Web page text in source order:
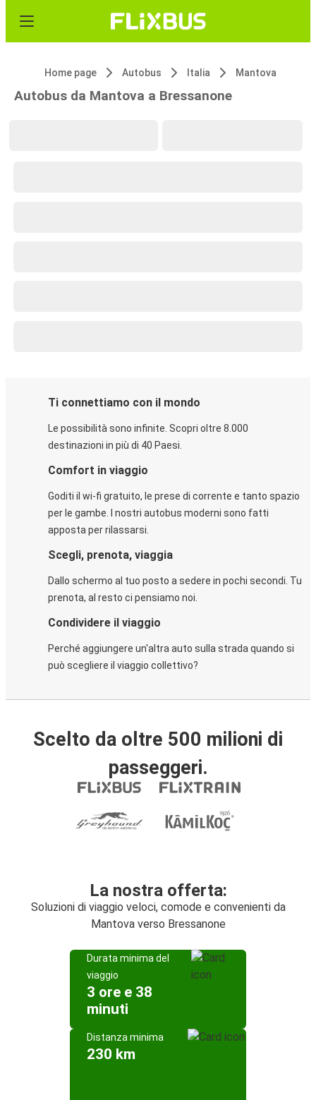
Home page Autobus Italia Mantova
Autobus da Mantova a Bressanone
Ti connettiamo con il mondo
Le possibilità sono infinite. Scopri oltre 8.000
destinazioni in più di 40 Paesi.
Comfort in viaggio
Goditi il wi-fi gratuito, le prese di corrente e tanto spazio
per le gambe. I nostri autobus moderni sono fatti
apposta per rilassarsi.
Scegli, prenota, viaggia
Dallo schermo al tuo posto a sedere in pochi secondi. Tu
prenota, al resto ci pensiamo noi.
Condividere il viaggio
Perché aggiungere un'altra auto sulla strada quando si
può scegliere il viaggio collettivo?
Scelto da oltre 500 milioni di
passeggeri.
La nostra offerta:
Soluzioni di viaggio veloci, comode e convenienti da
Mantova verso Bressanone
Durata minima del
viaggio
3 ore e 38
minuti
Distanza minima
230 km